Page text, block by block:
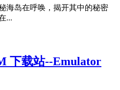
海岛在呼唤，揭开其中的秘密
...
下载站--Emulator